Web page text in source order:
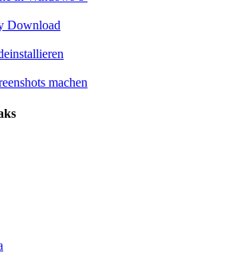
Download
machen